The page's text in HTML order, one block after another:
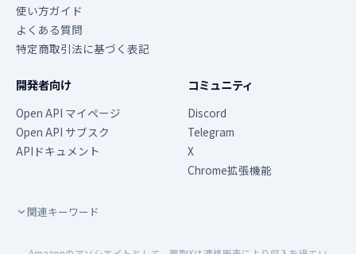
使い方ガイド
よくある質問
特定商取引法に基づく表記
開発者向け
Open API マイページ
Open API サブスク
APIドキュメント
コミュニティ
Discord
Telegram
X
Chrome拡張機能
関連キーワード